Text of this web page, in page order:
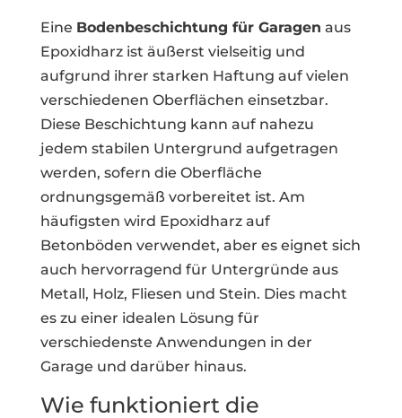
Eine Bodenbeschichtung für Garagen aus
Epoxidharz ist äußerst vielseitig und
aufgrund ihrer starken Haftung auf vielen
verschiedenen Oberflächen einsetzbar.
Diese Beschichtung kann auf nahezu
jedem stabilen Untergrund aufgetragen
werden, sofern die Oberfläche
ordnungsgemäß vorbereitet ist. Am
häufigsten wird Epoxidharz auf
Betonböden verwendet, aber es eignet sich
auch hervorragend für Untergründe aus
Metall, Holz, Fliesen und Stein. Dies macht
es zu einer idealen Lösung für
verschiedenste Anwendungen in der
Garage und darüber hinaus.
Wie funktioniert die